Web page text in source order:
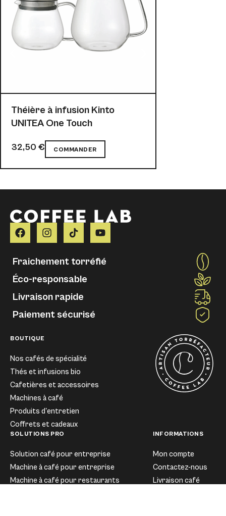
Théière à infusion Kinto
UNITEA One Touch
32,50 € COMMANDER
Fraichement torréfié
Éco-responsable
Livraison rapide
Paiement sécurisé
BOUTIQUE
Nos cafés de spécialité
Thés et infusions bio
Cafetières et accessoires
Machines à café
Produits d'entretien
Coffrets et cadeaux
SOLUTIONS PRO
Solution café pour entreprise
Machine à café pour entreprise
Machine à café pour restaurants
INFORMATIONS
Mon compte
Contactez-nous
Livraison café